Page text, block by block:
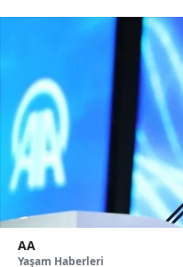
AA
Yaşam Haberleri